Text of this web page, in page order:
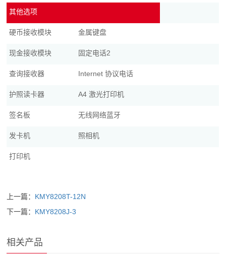
其他选项
硬币接收模块 金属键盘
现金接收模块 固定电话2
查询接收器 Internet 协议电话
护照读卡器 A4 激光打印机
签名板 无线网络蓝牙
发卡机 照相机
打印机
上一篇： KMY8208T-12N
下一篇： KMY8208J-3
相关产品